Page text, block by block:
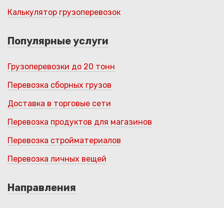
Калькулятор грузоперевозок
Популярные услуги
Грузоперевозки до 20 тонн
Перевозка сборных грузов
Доставка в торговые сети
Перевозка продуктов для магазинов
Перевозка стройматериалов
Перевозка личных вещей
Направления